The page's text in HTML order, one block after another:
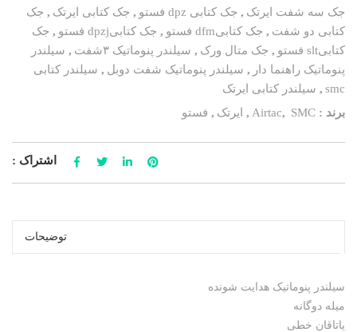
جک سه شفت ایرتک , جک کتابی dpz فستو , جک کتابی ایرتک , جک
کتابی دو شفت , جک کتابیdfm فستو , جک کتابیdpzj فستو , جک
کتابیslt فستو
, جک متال ورک , سیلندر پنوماتیک ۳شفت , سیلندر
پنوماتیک راهنما دار , سیلندر پنوماتیک شفت دوبل , سیلندر کتابی
smc
, سیلندر کتابی ایرتک
برند :
Airtac, SMC
, ایرتک , فستو
اشتراک :
توضیحات
سیلندر پنوماتیک هدایت شونده
میله دوگانه
یاتاقان خطی